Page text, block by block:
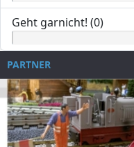
Geht garnicht! (0)
PARTNER